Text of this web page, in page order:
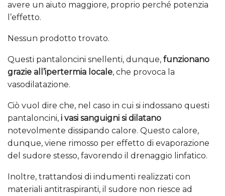
avere un aiuto maggiore, proprio perché potenzia
l’effetto.
Nessun prodotto trovato.
Questi pantaloncini snellenti, dunque, funzionano
grazie all’ipertermia locale, che provoca la
vasodilatazione.
Ciò vuol dire che, nel caso in cui si indossano questi
pantaloncini, i vasi sanguigni si dilatano
notevolmente dissipando calore. Questo calore,
dunque, viene rimosso per effetto di evaporazione
del sudore stesso, favorendo il drenaggio linfatico.
Inoltre, trattandosi di indumenti realizzati con
materiali antitraspiranti, il sudore non riesce ad